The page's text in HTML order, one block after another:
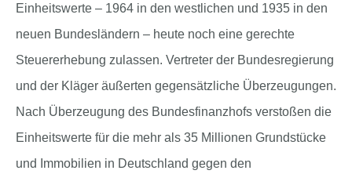
Einheitswerte – 1964 in den westlichen und 1935 in den
neuen Bundesländern – heute noch eine gerechte
Steuererhebung zulassen. Vertreter der Bundesregierung
und der Kläger äußerten gegensätzliche Überzeugungen.
Nach Überzeugung des Bundesfinanzhofs verstoßen die
Einheitswerte für die mehr als 35 Millionen Grundstücke
und Immobilien in Deutschland gegen den